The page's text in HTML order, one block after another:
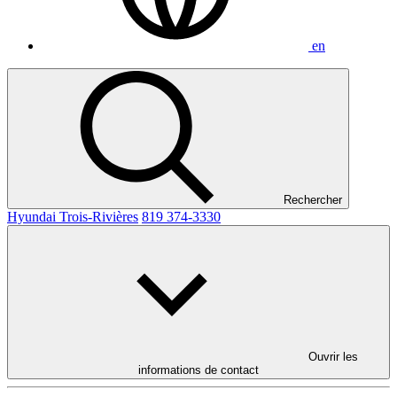
en
Rechercher
Hyundai Trois-Rivières 819 374-3330
Ouvrir les
informations de contact